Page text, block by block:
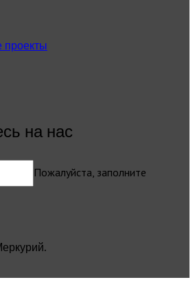
проекты
на нас
Пожалуйста, заполните